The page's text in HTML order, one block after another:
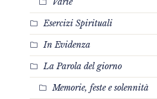
Esercizi Spirituali
In Evidenza
La Parola del giorno
Memorie, feste e solennità